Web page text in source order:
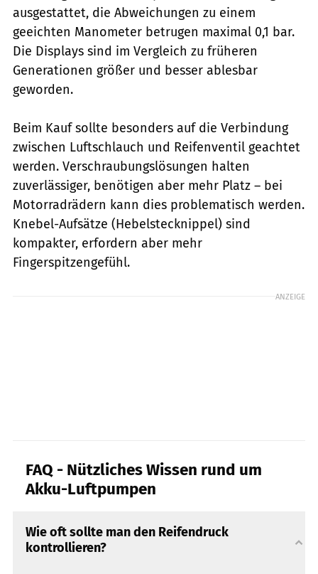
ausgestattet, die Abweichungen zu einem
geeichten Manometer betrugen maximal 0,1 bar.
Die Displays sind im Vergleich zu früheren
Generationen größer und besser ablesbar
geworden.
Beim Kauf sollte besonders auf die Verbindung
zwischen Luftschlauch und Reifenventil geachtet
werden. Verschraubungslösungen halten
zuverlässiger, benötigen aber mehr Platz – bei
Motorradrädern kann dies problematisch werden.
Knebel-Aufsätze (Hebelstecknippel) sind
kompakter, erfordern aber mehr
Fingerspitzengefühl.
ANZEIGE
FAQ - Nützliches Wissen rund um
Akku-Luftpumpen
Wie oft sollte man den Reifendruck
kontrollieren?